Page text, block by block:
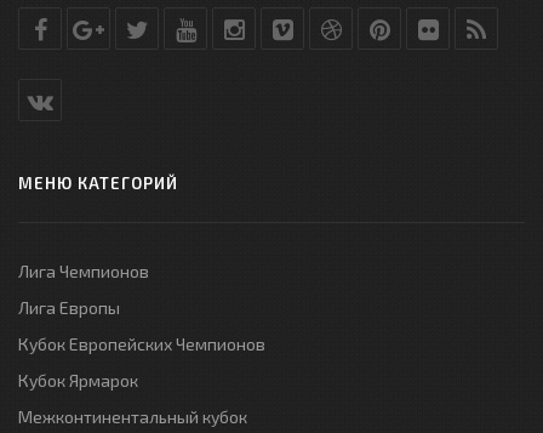
МЕНЮ КАТЕГОРИЙ
Лига Чемпионов
Лига Европы
Кубок Европейских Чемпионов
Кубок Ярмарок
Межконтинентальный кубок